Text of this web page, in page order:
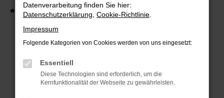
Fahrzeugangebote
Fehler: Network Error
Beim Laden ist ein Fehler aufgetreten.
Hier sind ein paar Tipps, die dir helfen können:
Datenverarbeitung finden Sie hier:
Datenschutzerklärung Cookie-Richtlinie
Impressum
Folgende Kategorien von Cookies werden von uns eingesetzt:
Essentiell
Diese Technologien sind erforderlich, um die
Kernfunktionalität der Webseite zu gewährleisten.